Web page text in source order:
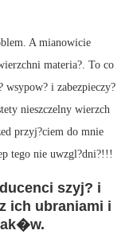
A mianowicie
materia?. To co
wsypow? i zabezpieczy?
nieszczelny wierzch
przyj?ciem do mnie
tego nie uwzgl?dni?!!!
szyj? i
ich ubraniami i